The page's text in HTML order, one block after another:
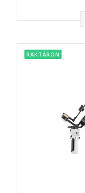
RAKTÁRON